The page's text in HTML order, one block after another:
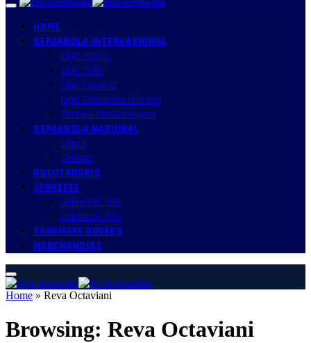
HOME
SEPAKBOLA INTERNASIONAL
Liga Inggris
Liga Italia
Liga Spanyol
Liga Champion/Europa
Timnas Mancanegara
SEPAKBOLA NASIONAL
Liga 1
Timnas
BULUTANGKIS
JEBREEET
Jebreeet Talk
Jebreeet Tips
TRANMERE ROVERS
MERCHANDISE
Home » Reva Octaviani
Browsing: Reva Octaviani